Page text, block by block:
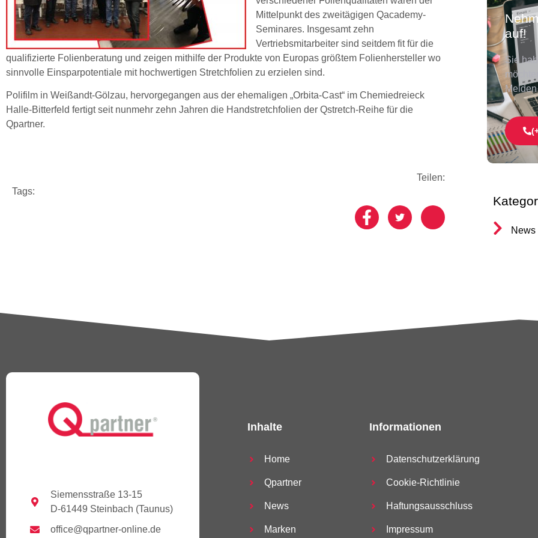
Mittelpunkt des zweitägigen Qacademy-
Seminares. Insgesamt zehn
Vertriebsmitarbeiter sind seitdem fit für die
qualifizierte Folienberatung und zeigen mithilfe der Produkte von Europas größtem Folienhersteller wo
sinnvolle Einsparpotentiale mit hochwertigen Stretchfolien zu erzielen sind.
Polifilm in Weißandt-Gölzau, hervorgegangen aus der ehemaligen „Orbita-Cast“ im Chemiedreieck
Halle-Bitterfeld fertigt seit nunmehr zehn Jahren die Handstretchfolien der Qstretch-Reihe für die
Qpartner.
Tags:
Teilen:
auf!
Sie
News
Siemensstraße 13-15
D-61449 Steinbach (Taunus)
office@qpartner-online.de
Inhalte
Home
Qpartner
News
Marken
Informationen
Datenschutzerklärung
Cookie-Richtlinie
Haftungsausschluss
Impressum